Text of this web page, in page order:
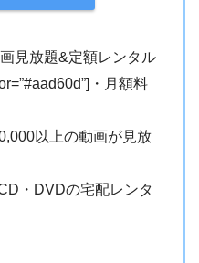
見放題&定額レンタル
・月額料
以上の動画が見放
・DVDの宅配レンタ